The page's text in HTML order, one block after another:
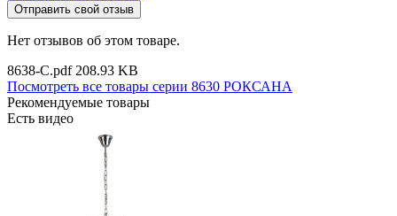
Отправить свой отзыв
Нет отзывов об этом товаре.
8638-C.pdf 208.93 KB
Посмотреть все товары серии 8630 РОКСАНА
Рекомендуемые товары
Есть видео